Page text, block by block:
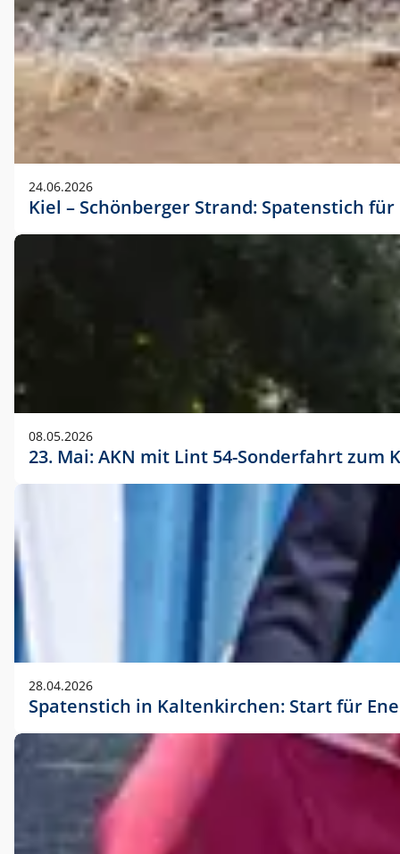
24.06.2026
Kiel – Schönberger Strand: Spatenstich
08.05.2026
23. Mai: AKN mit Lint 54-Sonderfahrt
28.04.2026
Spatenstich in Kaltenkirchen: Start für